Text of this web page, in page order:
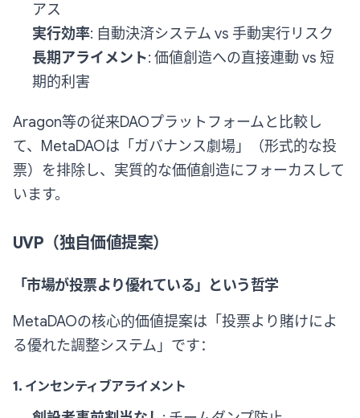
アス
実行効率: 自動決済システム vs 手動実行リスク
長期アライメント: 価値創造への直接連動 vs 短
期的利害
Aragon等の従来DAOプラットフォームと比較し
て、MetaDAOは「ガバナンス劇場」（形式的な投
票）を排除し、実質的な価値創造にフォーカスして
います。
UVP（独自価値提案）
「市場が投票より優れている」という哲学
MetaDAOの核心的価値提案は「投票より賭けによ
る優れた調整システム」です：
1. インセンティブアライメント